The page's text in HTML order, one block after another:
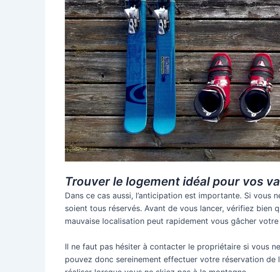
Trouver le logement idéal pour vos
Dans ce cas aussi, l’anticipation est importante. Si vous
soient tous réservés. Avant de vous lancer, vérifiez
mauvaise localisation peut rapidement vous gâcher votre
Il ne faut pas hésiter à contacter le propriétaire si vous
pouvez donc sereinement effectuer votre réservation